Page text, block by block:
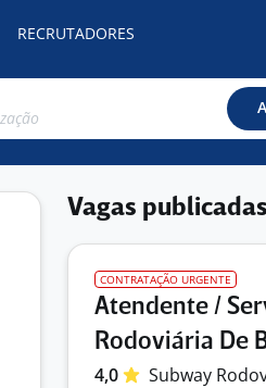
RECRUTADORES
Vagas
CONTRATAÇÃO URGENTE
Atendente /
Rodoviária De
4,0 Subway